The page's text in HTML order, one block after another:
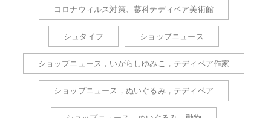
コロナウィルス対策、蓼科テディベア美術館
シュタイフ ショップニュース
ショップニュース，いがらしゆみこ，テディベア作家
ショップニュース，ぬいぐるみ，テディベア